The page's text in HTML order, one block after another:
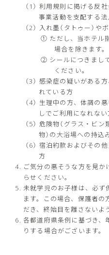
利用規則に掲げる反
事業活動を支配する
入れ墨（タトゥー）や
① ただし、当ホテル
場合を除きます。
② シールにつきまし
ください。
感染症の疑いがある
れている方
生理中の方、体調の
しでご利用になれな
危険物（グラス・ビ
物）の大浴場への持込
宿泊約款およびその
方
ご気分の悪そうな方を見
らせください。
未就学児のお子様は、必ず
ます。この場合、保護者の
だき、終始目を離さないよ
各都道府県条例に基づき、
りする場合がございます。